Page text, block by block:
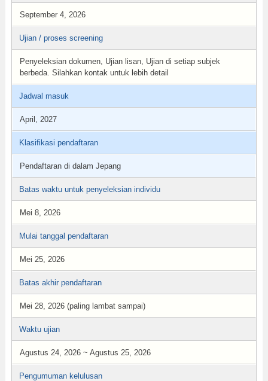
September 4, 2026
Ujian / proses screening
Penyeleksian dokumen, Ujian lisan, Ujian di setiap subjek
berbeda. Silahkan kontak untuk lebih detail
Jadwal masuk
April, 2027
Klasifikasi pendaftaran
Pendaftaran di dalam Jepang
Batas waktu untuk penyeleksian individu
Mei 8, 2026
Mulai tanggal pendaftaran
Mei 25, 2026
Batas akhir pendaftaran
Mei 28, 2026 (paling lambat sampai)
Waktu ujian
Agustus 24, 2026 ~ Agustus 25, 2026
Pengumuman kelulusan